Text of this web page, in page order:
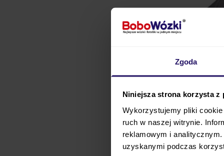
Zgoda
Niniejsza strona korzysta z
Wykorzystujemy pliki
ruch w naszej witrynie.
reklamowym i
uzyskanymi podczas